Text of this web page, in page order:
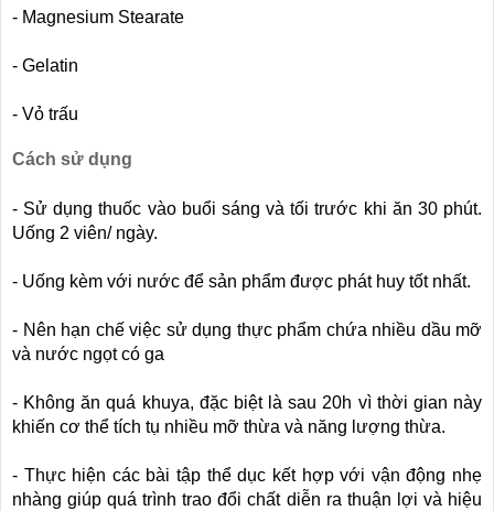
- Magnesium Stearate
- Gelatin
- Vỏ trấu
Cách sử dụng
- Sử dụng thuốc vào buổi sáng và tối trước khi ăn 30 phút.
Uống 2 viên/ ngày.
- Uống kèm với nước để sản phẩm được phát huy tốt nhất.
- Nên hạn chế việc sử dụng thực phẩm chứa nhiều dầu mỡ
và nước ngọt có ga
- Không ăn quá khuya, đặc biệt là sau 20h vì thời gian này
khiến cơ thể tích tụ nhiều mỡ thừa và năng lượng thừa.
- Thực hiện các bài tập thể dục kết hợp với vận động nhẹ
nhàng giúp quá trình trao đổi chất diễn ra thuận lợi và hiệu